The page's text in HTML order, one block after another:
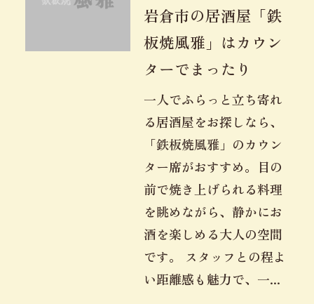
岩倉市の居酒屋「鉄
板焼風雅」はカウン
ターでまったり
一人でふらっと立ち寄れ
る居酒屋をお探しなら、
「鉄板焼風雅」のカウン
ター席がおすすめ。目の
前で焼き上げられる料理
を眺めながら、静かにお
酒を楽しめる大人の空間
です。 スタッフとの程よ
い距離感も魅力で、一...